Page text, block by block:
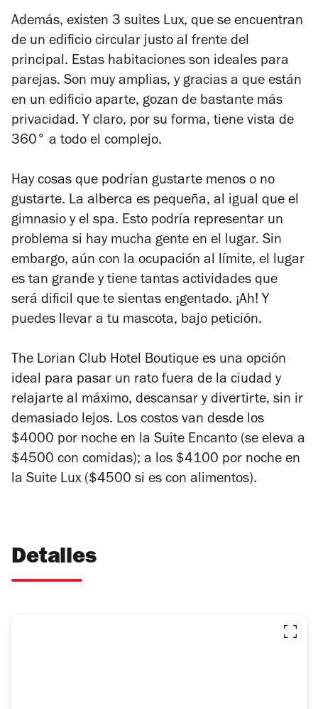
Además, existen 3 suites Lux, que se encuentran
de un edificio circular justo al frente del
principal. Estas habitaciones son ideales para
parejas. Son muy amplias, y gracias a que están
en un edificio aparte, gozan de bastante más
privacidad. Y claro, por su forma, tiene vista de
360° a todo el complejo.
Hay cosas que podrían gustarte menos o no
gustarte. La alberca es pequeña, al igual que el
gimnasio y el spa. Esto podría representar un
problema si hay mucha gente en el lugar. Sin
embargo, aún con la ocupación al límite, el lugar
es tan grande y tiene tantas actividades que
será dificil que te sientas engentado. ¡Ah! Y
puedes llevar a tu mascota, bajo petición.
The Lorian Club Hotel Boutique es una opción
ideal para pasar un rato fuera de la ciudad y
relajarte al máximo, descansar y divertirte, sin ir
demasiado lejos. Los costos van desde los
$4000 por noche en la Suite Encanto (se eleva a
$4500 con comidas); a los $4100 por noche en
la Suite Lux ($4500 si es con alimentos).
Detalles